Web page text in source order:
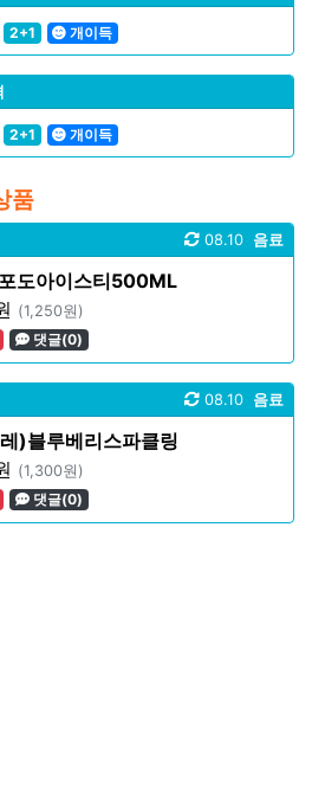
2+1 개이득
2+1 개이득
품
음료
08.10
도아이스티500ML
(1,250원)
댓글(0)
음료
08.10
)블루베리스파클링
(1,300원)
댓글(0)